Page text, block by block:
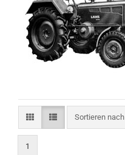
Sortieren nach
Sortieren nach
1